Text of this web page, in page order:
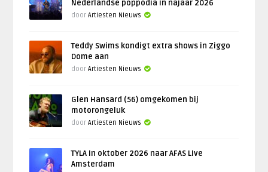
Nederlandse poppodia in najaar 2026
doorArtiesten Nieuws
Teddy Swims kondigt extra shows in Ziggo
Dome aan
doorArtiesten Nieuws
Glen Hansard (56) omgekomen bij
motorongeluk
doorArtiesten Nieuws
TYLA in oktober 2026 naar AFAS Live
Amsterdam